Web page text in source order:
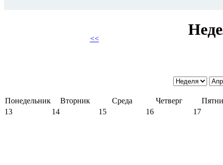
<<
Понедельник Вторник Среда Четверг
13
14 15 16 17